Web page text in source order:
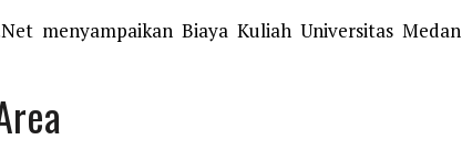
menyampaikan Biaya Kuliah Universitas Medan